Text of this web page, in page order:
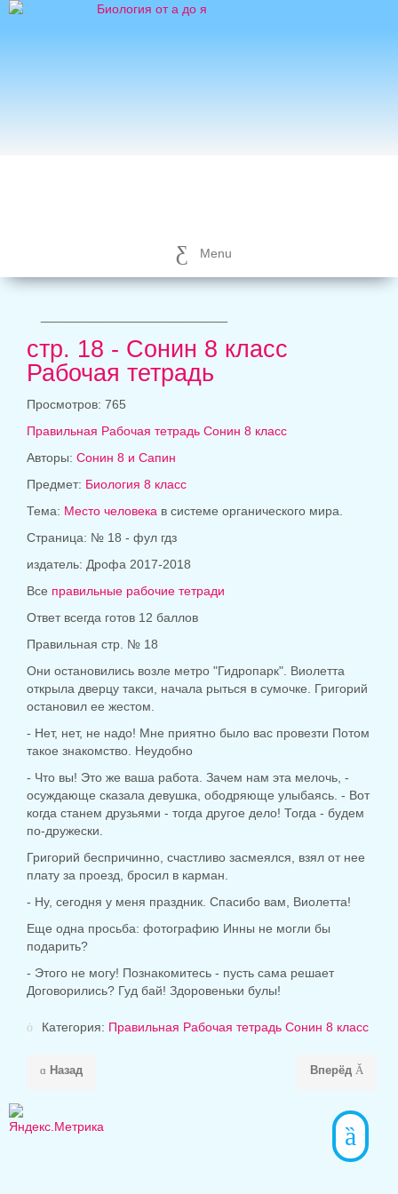
Menu
стр. 18 - Сонин 8 класс
Рабочая тетрадь
Просмотров: 765
Правильная Рабочая тетрадь Сонин 8 класс
Авторы: Сонин 8 и Сапин
Предмет: Биология 8 класс
Тема: Место человека в системе органического мира.
Страница: № 18 - фул гдз
издатель: Дрофа 2017-2018
Все правильные рабочие тетради
Ответ всегда готов 12 баллов
Правильная стр. № 18
Они остановились возле метро "Гидропарк". Виолетта
открыла дверцу такси, начала рыться в сумочке. Григорий
остановил ее жестом.
- Нет, нет, не надо! Мне приятно было вас провезти Потом
такое знакомство. Неудобно
- Что вы! Это же ваша работа. Зачем нам эта мелочь, -
осуждающе сказала девушка, ободряюще улыбаясь. - Вот
когда станем друзьями - тогда другое дело! Тогда - будем
по-дружески.
Григорий беспричинно, счастливо засмеялся, взял от нее
плату за проезд, бросил в карман.
- Ну, сегодня у меня праздник. Спасибо вам, Виолетта!
Еще одна просьба: фотографию Инны не могли бы
подарить?
- Этого не могу! Познакомитесь - пусть сама решает
Договорились? Гуд бай! Здоровеньки булы!
Категория: Правильная Рабочая тетрадь Сонин 8 класс
Назад Вперёд